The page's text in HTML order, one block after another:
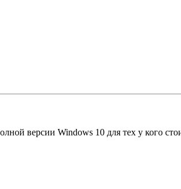
версии Windows 10 для тех у кого